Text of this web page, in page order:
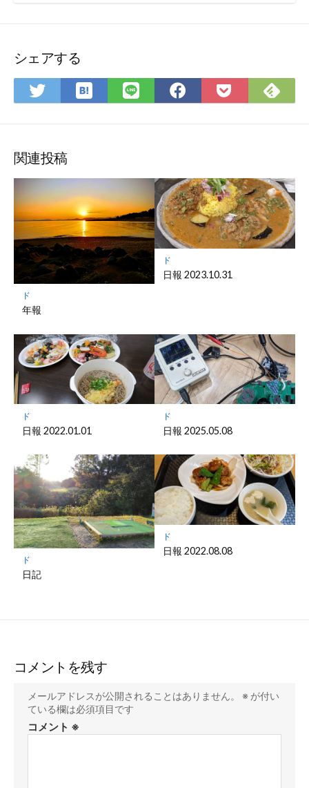
シェアする
Twitter
で
ア
は
て
マ
ー
ク
に
保
存
LINE
で
Facebook
で
Pocket
に
で
関連投稿
ド
年報
ド
日報 2023.10.31
ド
日報 2022.01.01
ド
日報 2025.05.08
ド
日記
ド
日報 2022.08.08
コメントを残す
メールアドレスが公開されることはありません。 ※ が付い
ている欄は必須項目です
コメント ※